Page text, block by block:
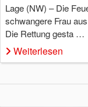
Lage (NW) – Die
schwangere Frau
Die Rettung gesta …
Weiterlesen